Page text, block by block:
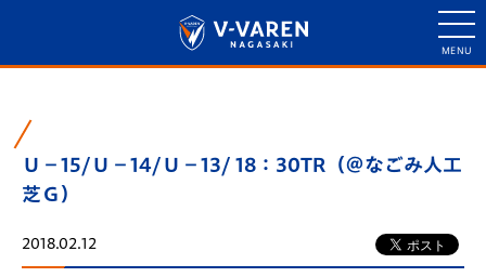
Ｕ－15/Ｕ－14/Ｕ－13/ 18：30TR（＠なごみ人工
芝Ｇ）
2018.02.12